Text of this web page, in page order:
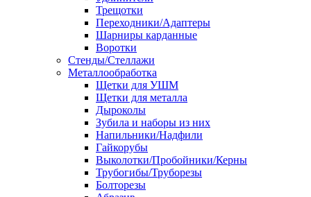
Трещотки
Переходники/Адаптеры
Шарниры карданные
Воротки
Стенды/Стеллажи
Металлообработка
Щетки для УШМ
Щетки для металла
Дыроколы
Зубила и наборы из них
Напильники/Надфили
Гайкорубы
Выколотки/Пробойники/Керны
Трубогибы/Труборезы
Болторезы